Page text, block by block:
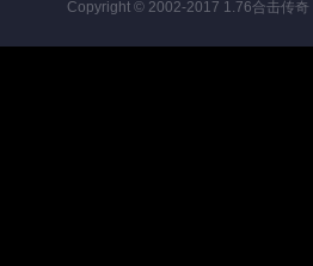
Copyright © 2002-2017 1.76合击传奇